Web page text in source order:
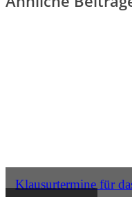
Klausurtermine für